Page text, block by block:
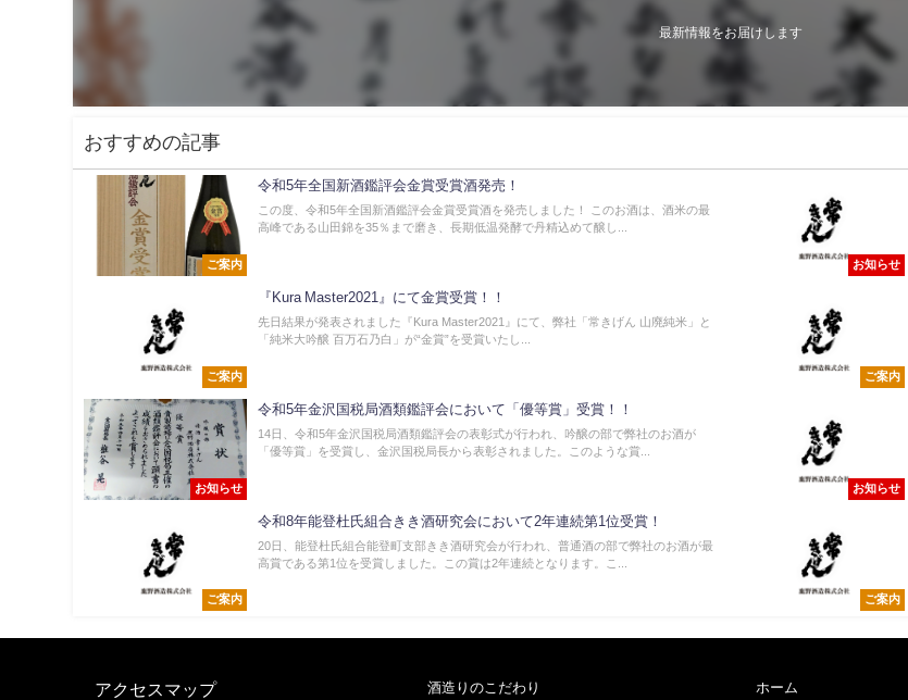
最新情報をお届けします
おすすめの記事
ご案内
令和5年全国新酒鑑評会金賞受賞酒発売！
この度、令和5年全国新酒鑑評会金賞受賞酒を発売しました！ このお酒は、酒米の最
高峰である山田錦を35％まで磨き、長期低温発酵で丹精込めて醸し...
お知らせ
ご案内
『Kura Master2021』にて金賞受賞！！
先日結果が発表されました『Kura Master2021』にて、弊社「常きげん 山廃純米」と
「純米大吟醸 百万石乃白」が“金賞”を受賞いたし...
ご案内
お知らせ
令和5年金沢国税局酒類鑑評会において「優等賞」受賞！！
14日、令和5年金沢国税局酒類鑑評会の表彰式が行われ、吟醸の部で弊社のお酒が
「優等賞」を受賞し、金沢国税局長から表彰されました。このような賞...
お知らせ
ご案内
令和8年能登杜氏組合きき酒研究会において2年連続第1位受賞！
20日、能登杜氏組合能登町支部きき酒研究会が行われ、普通酒の部で弊社のお酒が最
高賞である第1位を受賞しました。この賞は2年連続となります。こ...
ご案内
アクセスマップ 酒造りのこだわり ホーム